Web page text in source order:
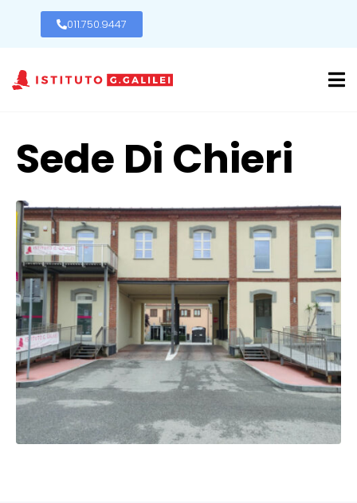
011.750.9447
Sede Di Chieri